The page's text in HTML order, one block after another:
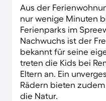
Aus der
nur wenige Minuten
Ferienparks im
Nachwuchs ist der
bekannt für seine
treten die Kids bei
Eltern an. Ein
Rädern bieten
die Natur.